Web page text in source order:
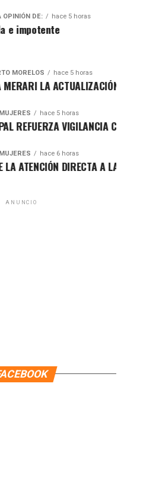
OPINIÓN DE: hace 5 horas
e impotente
MORELOS hace 5 horas
LA ACTUALIZACIÓN DEL ATLAS
hace 5 horas
VIGILANCIA CON
hace 6 horas
DIRECTA A LAS FAMILIAS
ANUNCIO